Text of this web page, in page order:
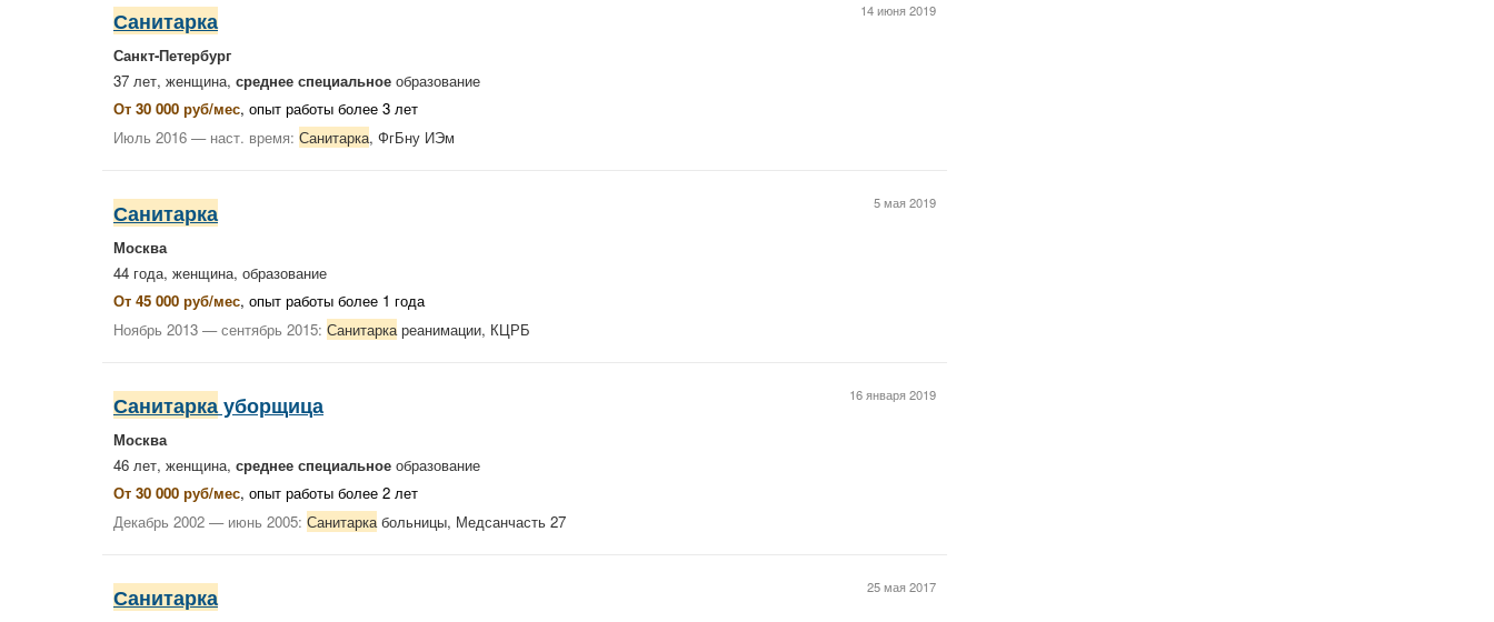
14 июня 2019
Санитарка
Санкт-Петербург
37 лет, женщина, среднее специальное образование
От 30 000 руб/мес, опыт работы более 3 лет
Июль 2016 — наст. время: Санитарка, ФгБну ИЭм
5 мая 2019
Санитарка
Москва
44 года, женщина, образование
От 45 000 руб/мес, опыт работы более 1 года
Ноябрь 2013 — сентябрь 2015: Санитаркареанимации, КЦРБ
16 января 2019
Санитарка уборщица
Москва
46 лет, женщина, среднее специальное образование
От 30 000 руб/мес, опыт работы более 2 лет
Декабрь 2002 — июнь 2005: Санитаркабольницы, Медсанчасть 27
25 мая 2017
Санитарка